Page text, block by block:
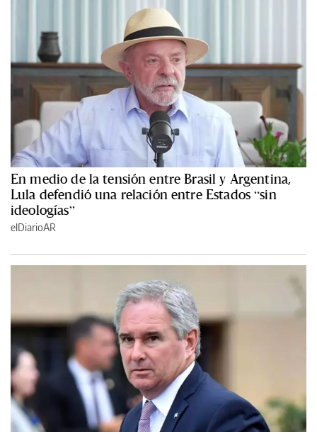
En medio de la tensión entre Brasil y Argentina,
Lula defendió una relación entre Estados “sin
ideologías”
elDiarioAR